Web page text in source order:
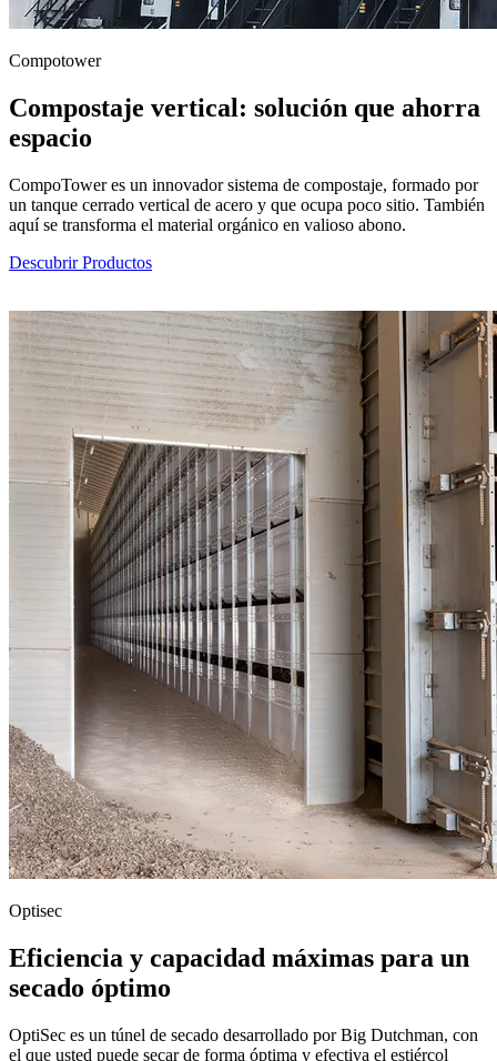
Compotower
Compostaje vertical: solución que ahorra
espacio
CompoTower es un innovador sistema de compostaje, formado por
un tanque cerrado vertical de acero y que ocupa poco sitio. También
aquí se transforma el material orgánico en valioso abono.
Descubrir Productos
Optisec
Eficiencia y capacidad máximas para un
secado óptimo
OptiSec es un túnel de secado desarrollado por Big Dutchman, con
el que usted puede secar de forma óptima y efectiva el estiércol